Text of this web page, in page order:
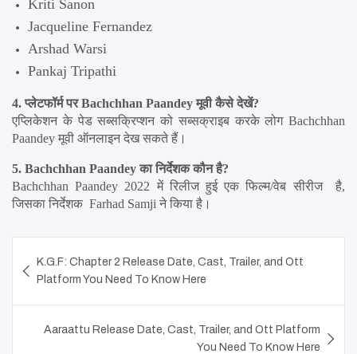
Kriti Sanon
Jacqueline Fernandez
Arshad Warsi
Pankaj Tripathi
4. प्लेटफॉर्म पर Bachchhan Paandey मूवी कैसे देखें?
एप्लिकेशन के पेड सब्सक्रिप्शन को सब्सक्राइब करके लोग Bachchhan
Paandey मूवी ऑनलाइन देख सकते हैं।
5. Bachchhan Paandey का निर्देशक कौन है?
Bachchhan Paandey 2022 में रिलीज हुई एक फिल्म/वेब सीरीज  है,
जिसका निर्देशक  Farhad Samji ने किया है।
navigation
K.G.F: Chapter 2 Release Date, Cast, Trailer, and Ott
Platform You Need To Know Here
Aaraattu Release Date, Cast, Trailer, and Ott Platform
You Need To Know Here